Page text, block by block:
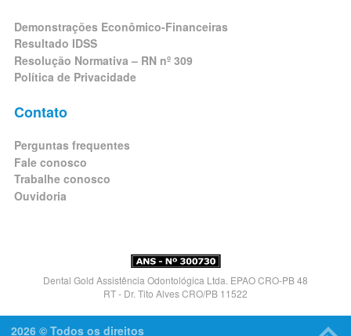
Demonstrações Econômico-Financeiras
Resultado IDSS
Resolução Normativa – RN nº 309
Política de Privacidade
Contato
Perguntas frequentes
Fale conosco
Trabalhe conosco
Ouvidoria
Dental Gold Assistência Odontológica Ltda. EPAO CRO-PB 48
RT - Dr. Tito Alves CRO/PB 11522
2026 © Todos os direitos